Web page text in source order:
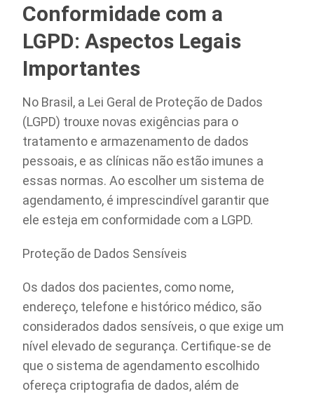
Conformidade com a
LGPD: Aspectos Legais
Importantes
No Brasil, a Lei Geral de Proteção de Dados
(LGPD) trouxe novas exigências para o
tratamento e armazenamento de dados
pessoais, e as clínicas não estão imunes a
essas normas. Ao escolher um sistema de
agendamento, é imprescindível garantir que
ele esteja em conformidade com a LGPD.
Proteção de Dados Sensíveis
Os dados dos pacientes, como nome,
endereço, telefone e histórico médico, são
considerados dados sensíveis, o que exige um
nível elevado de segurança. Certifique-se de
que o sistema de agendamento escolhido
ofereça criptografia de dados, além de